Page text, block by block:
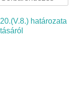
határozata